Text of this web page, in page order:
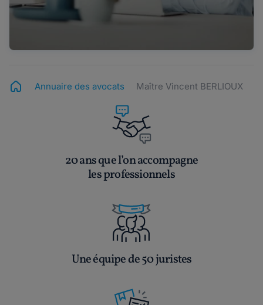
Annuaire des avocats Maître Vincent BERLIOUX
20 ans que l’on accompagne
les professionnels
Une équipe de 50 juristes